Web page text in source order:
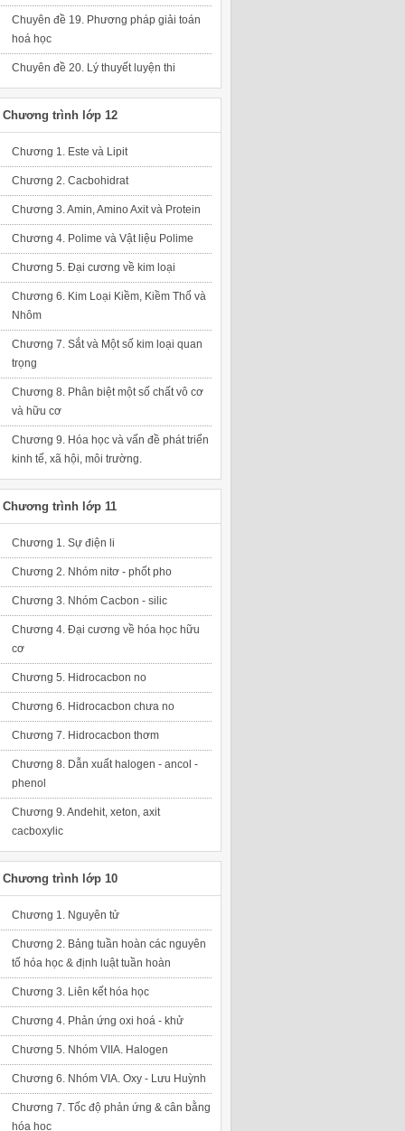
Chuyên đề 19. Phương pháp giải toán
hoá học
Chuyên đề 20. Lý thuyết luyện thi
Chương trình lớp 12
Chương 1. Este và Lipit
Chương 2. Cacbohidrat
Chương 3. Amin, Amino Axit và Protein
Chương 4. Polime và Vật liệu Polime
Chương 5. Đại cương về kim loại
Chương 6. Kim Loại Kiềm, Kiềm Thổ và
Nhôm
Chương 7. Sắt và Một số kim loại quan
trọng
Chương 8. Phân biệt một số chất vô cơ
và hữu cơ
Chương 9. Hóa học và vấn đề phát triển
kinh tế, xã hội, môi trường.
Chương trình lớp 11
Chương 1. Sự điện li
Chương 2. Nhóm nitơ - phốt pho
Chương 3. Nhóm Cacbon - silic
Chương 4. Đại cương về hóa học hữu
cơ
Chương 5. Hidrocacbon no
Chương 6. Hidrocacbon chưa no
Chương 7. Hidrocacbon thơm
Chương 8. Dẫn xuất halogen - ancol -
phenol
Chương 9. Andehit, xeton, axit
cacboxylic
Chương trình lớp 10
Chương 1. Nguyên tử
Chương 2. Bảng tuần hoàn các nguyên
tố hóa học & định luật tuần hoàn
Chương 3. Liên kết hóa học
Chương 4. Phản ứng oxi hoá - khử
Chương 5. Nhóm VIIA. Halogen
Chương 6. Nhóm VIA. Oxy - Lưu Huỳnh
Chương 7. Tốc độ phản ứng & cân bằng
hóa học